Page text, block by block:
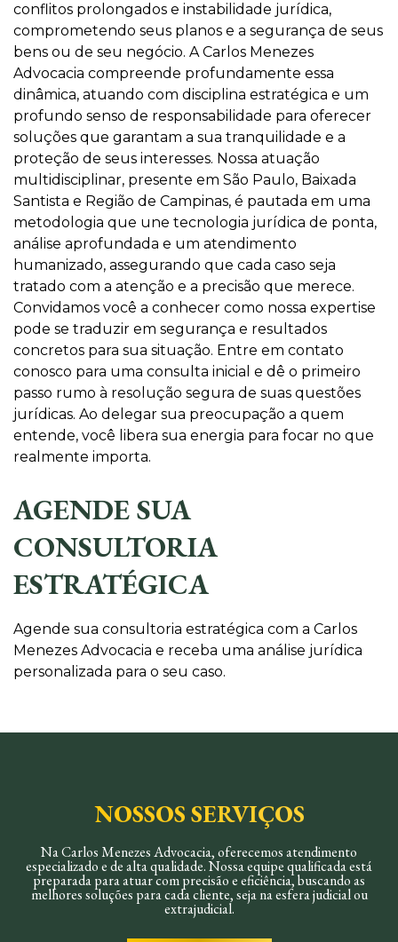
conflitos prolongados e instabilidade jurídica,
comprometendo seus planos e a segurança de seus
bens ou de seu negócio. A Carlos Menezes
Advocacia compreende profundamente essa
dinâmica, atuando com disciplina estratégica e um
profundo senso de responsabilidade para oferecer
soluções que garantam a sua tranquilidade e a
proteção de seus interesses. Nossa atuação
multidisciplinar, presente em São Paulo, Baixada
Santista e Região de Campinas, é pautada em uma
metodologia que une tecnologia jurídica de ponta,
análise aprofundada e um atendimento
humanizado, assegurando que cada caso seja
tratado com a atenção e a precisão que merece.
Convidamos você a conhecer como nossa expertise
pode se traduzir em segurança e resultados
concretos para sua situação. Entre em contato
conosco para uma consulta inicial e dê o primeiro
passo rumo à resolução segura de suas questões
jurídicas. Ao delegar sua preocupação a quem
entende, você libera sua energia para focar no que
realmente importa.
AGENDE SUA
CONSULTORIA
ESTRATÉGICA
Agende sua consultoria estratégica com a Carlos
Menezes Advocacia e receba uma análise jurídica
personalizada para o seu caso.
NOSSOS SERVIÇOS
Na Carlos Menezes Advocacia, oferecemos atendimento
especializado e de alta qualidade. Nossa equipe qualificada está
preparada para atuar com precisão e eficiência, buscando as
melhores soluções para cada cliente, seja na esfera judicial ou
extrajudicial.